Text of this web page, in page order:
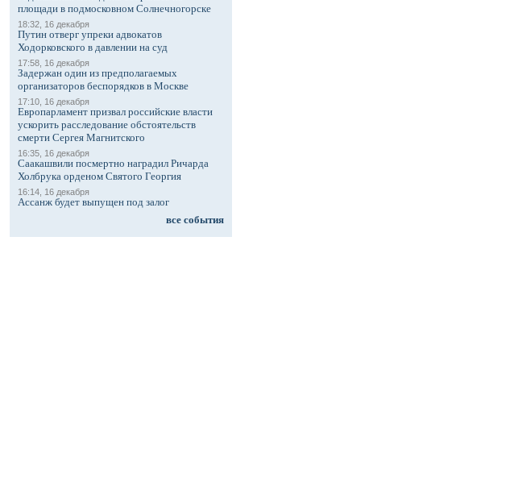
площади в подмосковном Солнечногорске
18:32, 16 декабря
Путин отверг упреки адвокатов
Ходорковского в давлении на суд
17:58, 16 декабря
Задержан один из предполагаемых
организаторов беспорядков в Москве
17:10, 16 декабря
Европарламент призвал российские власти
ускорить расследование обстоятельств
смерти Сергея Магнитского
16:35, 16 декабря
Саакашвили посмертно наградил Ричарда
Холбрука орденом Святого Георгия
16:14, 16 декабря
Ассанж будет выпущен под залог
все события